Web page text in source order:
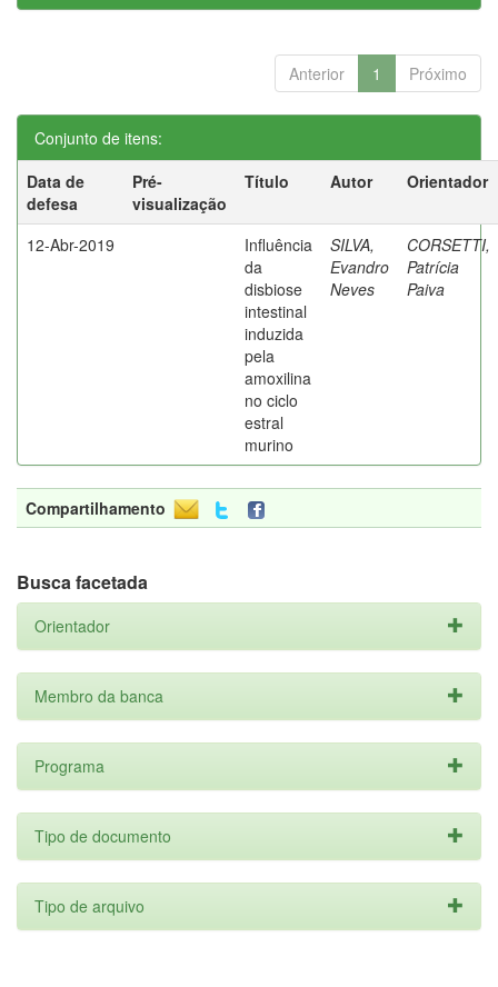
Anterior 1 Próximo
Conjunto de itens:
Data de
defesa
Pré-
visualização
Título Autor Orientador
12-Abr-2019
Influência
da
disbiose
intestinal
induzida
pela
amoxilina
no ciclo
estral
murino
SILVA,
Evandro
Neves
CORSETTI,
Patrícia
Paiva
Compartilhamento
Busca facetada
Orientador
Membro da banca
Programa
Tipo de documento
Tipo de arquivo